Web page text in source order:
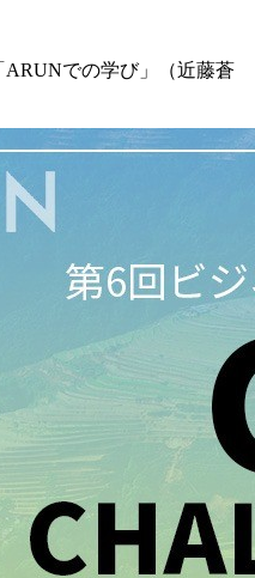
での学び」（近藤蒼